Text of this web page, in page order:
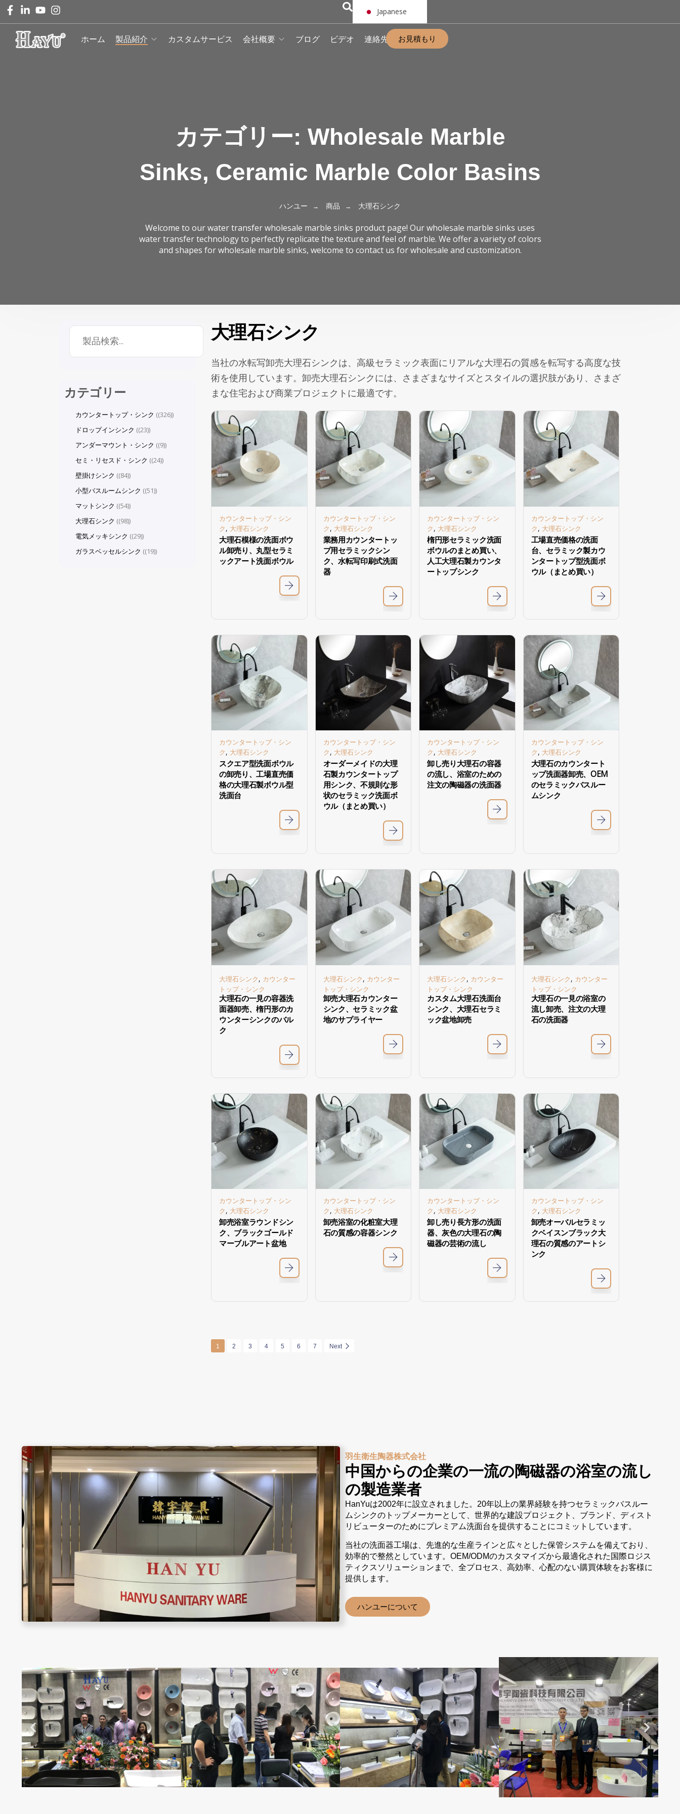
Japanese
ホーム 製品紹介 カスタムサービス 会社概要 ブログ ビデオ 連絡先 お見積もり
カテゴリー: Wholesale Marble
Sinks, Ceramic Marble Color Basins
ハンユー 商品 大理石シンク
Welcome to our water transfer wholesale marble sinks product page! Our wholesale marble sinks uses
water transfer technology to perfectly replicate the texture and feel of marble. We offer a variety of colors
and shapes for wholesale marble sinks, welcome to contact us for wholesale and customization.
大理石シンク
当社の水転写卸売大理石シンクは、高級セラミック表面にリアルな大理石の質感を転写する高度な技
術を使用しています。卸売大理石シンクには、さまざまなサイズとスタイルの選択肢があり、さまざ
まな住宅および商業プロジェクトに最適です。
カウンタートップ・シン
ク, 大理石シンク
大理石模様の洗面ボウ
ル卸売り、丸型セラミ
ックアート洗面ボウル
カウンタートップ・シン
ク, 大理石シンク
業務用カウンタートッ
プ用セラミックシン
ク、水転写印刷式洗面
器
カウンタートップ・シン
ク, 大理石シンク
楕円形セラミック洗面
ボウルのまとめ買い、
人工大理石製カウンタ
ートップシンク
カウンタートップ・シン
ク, 大理石シンク
工場直売価格の洗面
台、セラミック製カウ
ンタートップ型洗面ボ
ウル（まとめ買い）
カウンタートップ・シン
ク, 大理石シンク
スクエア型洗面ボウル
の卸売り、工場直売価
格の大理石製ボウル型
洗面台
カウンタートップ・シン
ク, 大理石シンク
オーダーメイドの大理
石製カウンタートップ
用シンク、不規則な形
状のセラミック洗面ボ
ウル（まとめ買い）
カウンタートップ・シン
ク, 大理石シンク
卸し売り大理石の容器
の流し、浴室のための
注文の陶磁器の洗面器
カウンタートップ・シン
ク, 大理石シンク
大理石のカウンタート
ップ洗面器卸売、OEM
のセラミックバスルー
ムシンク
大理石シンク, カウンター
トップ・シンク
大理石の一見の容器洗
面器卸売、楕円形のカ
ウンターシンクのバル
ク
大理石シンク, カウンター
トップ・シンク
卸売大理石カウンター
シンク、セラミック盆
地のサプライヤー
大理石シンク, カウンター
トップ・シンク
カスタム大理石洗面台
シンク、大理石セラミ
ック盆地卸売
大理石シンク, カウンター
トップ・シンク
大理石の一見の浴室の
流し卸売、注文の大理
石の洗面器
カウンタートップ・シン
ク, 大理石シンク
卸売浴室ラウンドシン
ク、ブラックゴールド
マーブルアート盆地
カウンタートップ・シン
ク, 大理石シンク
卸売浴室の化粧室大理
石の質感の容器シンク
カウンタートップ・シン
ク, 大理石シンク
卸し売り長方形の洗面
器、灰色の大理石の陶
磁器の芸術の流し
カウンタートップ・シン
ク, 大理石シンク
卸売オーバルセラミッ
クベイスンブラック大
理石の質感のアートシ
ンク
1 2 3 4 5 6 7 Next
カテゴリー
カウンタートップ・シンク (326)
ドロップインシンク (23)
アンダーマウント・シンク (9)
セミ・リセスド・シンク (24)
壁掛けシンク (84)
小型バスルームシンク (51)
マットシンク (54)
大理石シンク (98)
電気メッキシンク (29)
ガラスベッセルシンク (19)
羽生衛生陶器株式会社
中国からの企業の一流の陶磁器の浴室の流し
の製造業者
HanYuは2002年に設立されました。20年以上の業界経験を持つセラミックバスルー
ムシンクのトップメーカーとして、世界的な建設プロジェクト、ブランド、ディスト
リビューターのためにプレミアム洗面台を提供することにコミットしています。
当社の洗面器工場は、先進的な生産ラインと広々とした保管システムを備えており、
効率的で整然としています。OEM/ODMのカスタマイズから最適化された国際ロジス
ティクスソリューションまで、全プロセス、高効率、心配のない購買体験をお客様に
提供します。
ハンユーについて